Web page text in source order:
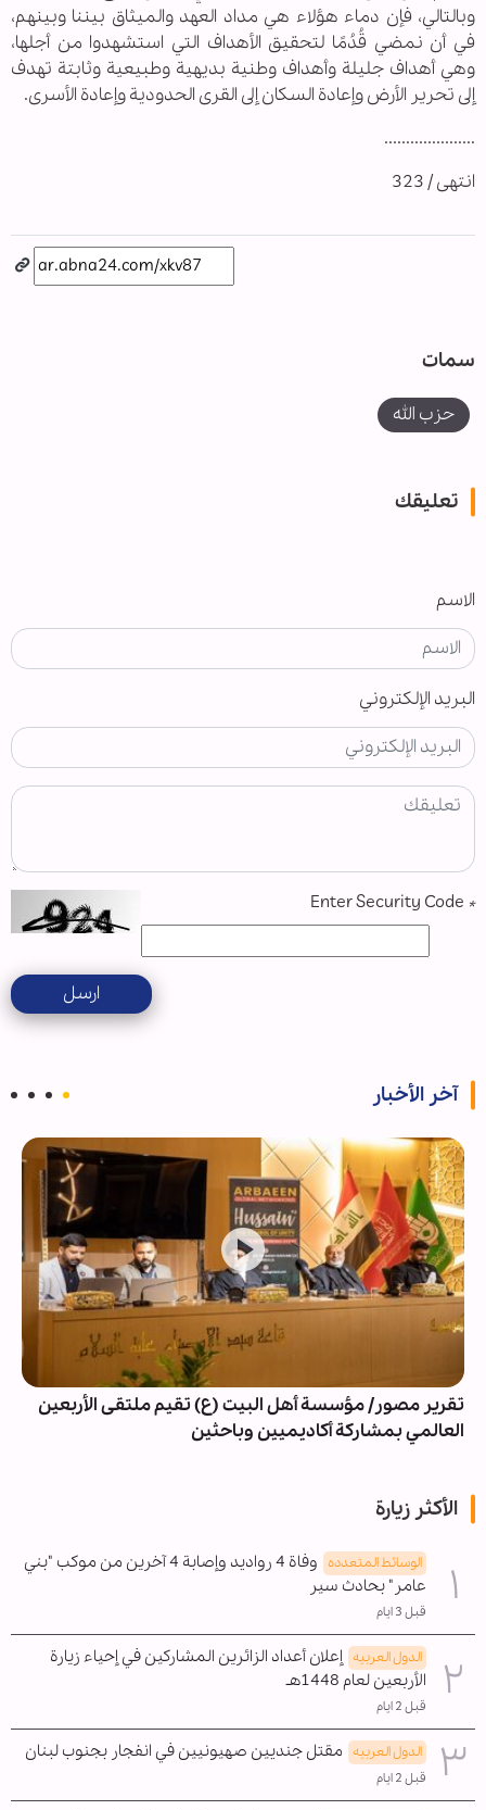
وبالتالي، فإن دماء هؤلاء هي مداد العهد والميثاق بيننا وبينهم،
في أن نمضي قُدُمًا لتحقيق الأهداف التي استشهدوا من أجلها،
وهي أهداف جليلة وأهداف وطنية بديهية وطبيعية وثابتة تهدف
إلى تحرير الأرض وإعادة السكان إلى القرى الحدودية وإعادة الأسرى.
.....................
انتهى / 323
سمات
حزب الله
تعليقك
الاسم
البريد الإلكتروني
*
ارسل
آخر الأخبار
تقرير مصور/ مؤسسة أهل البيت (ع) تقيم ملتقى الأربعين
العالمي بمشاركة أكاديميين وباحثين
الأكثر زيارة
الوسائط المتعدده
وفاة 4 رواديد وإصابة 4 آخرين من موكب "بني
عامر" بحادث سير
قبل 3 ايام
الدول العربیه إعلان أعداد الزائرين المشاركين في إحياء زيارة
الأربعين لعام 1448هـ
قبل 2 ايام
الدول العربیه مقتل جنديين صهيونيين في انفجار بجنوب لبنان
قبل 2 ايام